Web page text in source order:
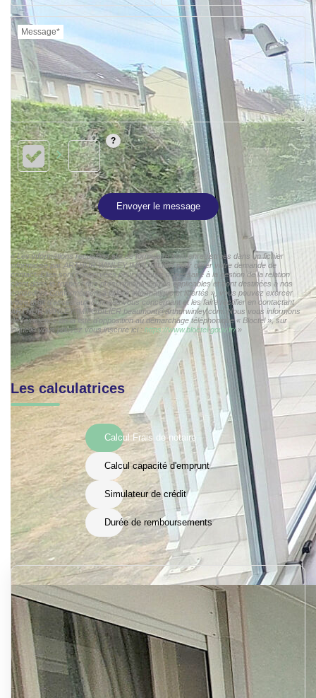
Message*
Envoyer le message
« Les informations recueillies sur ce formulaire sont enregistrées dans un fichier
informatisé par ARTHUR WINLEY IMMOBILIER pour gérer votre demande de
contact. Elles sont conservées pour la durée nécessaire à la gestion de la relation
client dans le respect des prescriptions légales applicables et sont destinées à nos
conseillers Conformément à la loi « informatique et libertés », vous pouvez exercer
votre droit d'accès aux données vous concernant et les faire rectifier en contactant
ARTHUR WINLEY IMMOBILIER beaumont@arthurwinley.com. Nous vous informons
de l'existence de la liste d'opposition au démarchage téléphonique « Bloctel », sur
laquelle vous pouvez vous inscrire ici : https://www.bloctel.gouv.fr/»
Les calculatrices
Calcul Frais de notaire
Calcul capacité d'emprunt
Simulateur de crédit
Durée de remboursements